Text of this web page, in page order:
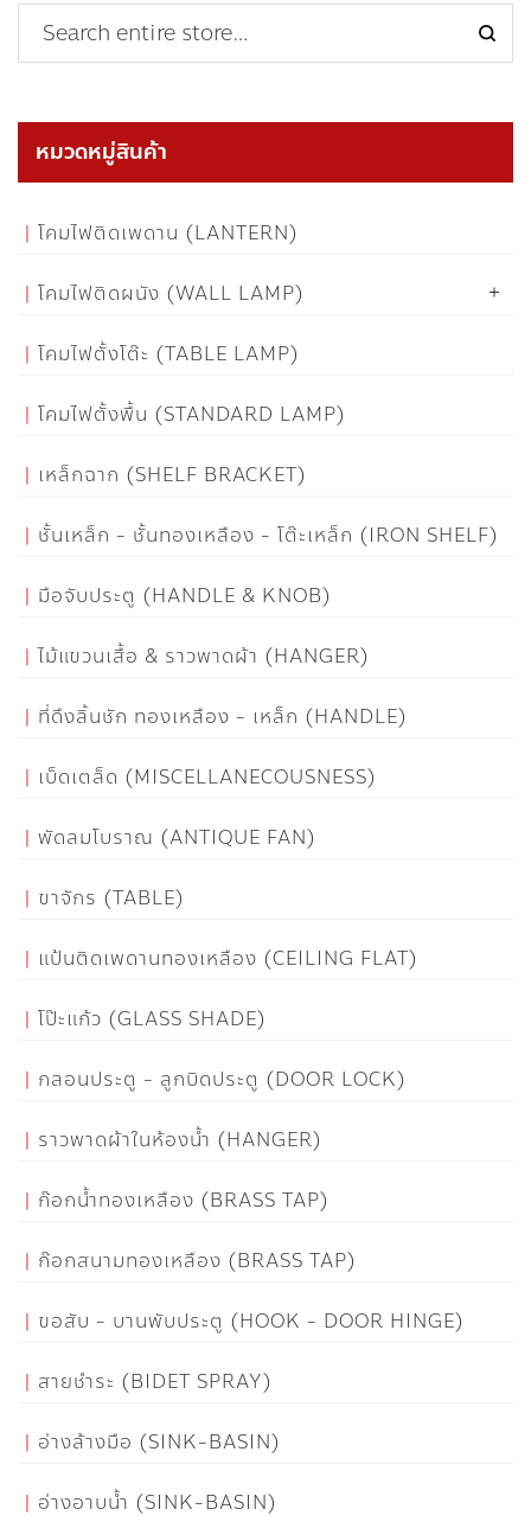
หมวดหมู่สินค้า
โคมไฟติดเพดาน (LANTERN)
โคมไฟติดผนัง (WALL LAMP)
โคมไฟตั้งโต๊ะ (TABLE LAMP)
โคมไฟตั้งพื้น (STANDARD LAMP)
เหล็กฉาก (SHELF BRACKET)
ชั้นเหล็ก - ชั้นทองเหลือง - โต๊ะเหล็ก (IRON SHELF)
มือจับประตู (HANDLE & KNOB)
ไม้แขวนเสื้อ & ราวพาดผ้า (HANGER)
ที่ดึงลิ้นชัก ทองเหลือง - เหล็ก (HANDLE)
เบ็ดเตล็ด (MISCELLANECOUSNESS)
พัดลมโบราณ (ANTIQUE FAN)
ขาจักร (TABLE)
แป้นติดเพดานทองเหลือง (CEILING FLAT)
โป๊ะแก้ว (GLASS SHADE)
กลอนประตู - ลูกบิดประตู (DOOR LOCK)
ราวพาดผ้าในห้องน้ำ (HANGER)
ก๊อกน้ำทองเหลือง (BRASS TAP)
ก๊อกสนามทองเหลือง (BRASS TAP)
ขอสับ - บานพับประตู (HOOK - DOOR HINGE)
สายชำระ (BIDET SPRAY)
อ่างล้างมือ (SINK-BASIN)
อ่างอาบน้ำ (SINK-BASIN)